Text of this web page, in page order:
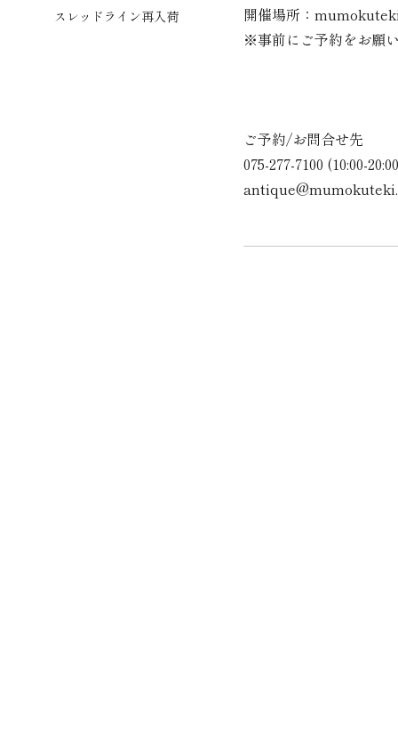
スレッドライン再入荷
開催場所：
※事前にご予約をお願
ご予約/お問合せ先
075-277-7100 (10:00-